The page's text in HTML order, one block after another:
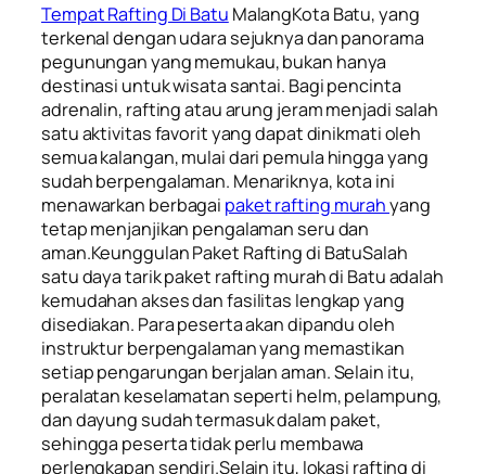
Tempat Rafting Di Batu MalangKota Batu, yang
terkenal dengan udara sejuknya dan panorama
pegunungan yang memukau, bukan hanya
destinasi untuk wisata santai. Bagi pencinta
adrenalin, rafting atau arung jeram menjadi salah
satu aktivitas favorit yang dapat dinikmati oleh
semua kalangan, mulai dari pemula hingga yang
sudah berpengalaman. Menariknya, kota ini
menawarkan berbagai paket rafting murahyang
tetap menjanjikan pengalaman seru dan
aman.Keunggulan Paket Rafting di BatuSalah
satu daya tarik paket rafting murah di Batu adalah
kemudahan akses dan fasilitas lengkap yang
disediakan. Para peserta akan dipandu oleh
instruktur berpengalaman yang memastikan
setiap pengarungan berjalan aman. Selain itu,
peralatan keselamatan seperti helm, pelampung,
dan dayung sudah termasuk dalam paket,
sehingga peserta tidak perlu membawa
perlengkapan sendiri.Selain itu, lokasi rafting di